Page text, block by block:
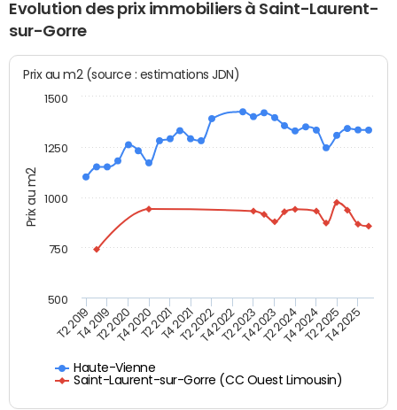
Evolution des prix immobiliers à Saint-Laurent-
sur-Gorre
Prix au m2
Prix au m2 (source : estimations JDN)
Haute-Vienne
Saint-Laurent-sur-Gorre (CC Ouest Limousin)
T2 2019T4 2019T2 2020T4 2020T2 2021T4 2021T2 2022T4 2022T2 2023T4 2023T2 2024T4 2024T2 2025T4 2025
1000
500
750
1250
1500